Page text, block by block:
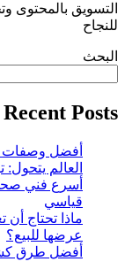
التسويق بالمحتوى
للنجاح
البحث
Recent Posts
أفضل وصفات
العالم
أسرع فني
قياسي
ماذا تحتاج
عرضها للبيع؟
أفضل طرق كشف